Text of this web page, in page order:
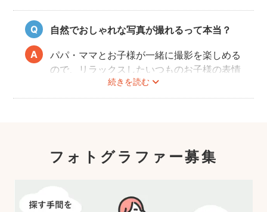
また、撮影中はご家族のペースに合わせなが
ら、周囲や足元に危険なものがないか注意を
呼び掛けながら進行しますのでご安心くださ
い。
自然でおしゃれな写真が撮れるって本当？
続きを読む
パパ・ママとお子様が一緒に撮影を楽しめる
ので、リラックスしたいつものお子様の表情
を撮影できます。
こども・家族撮影に長けたプロカメラマンの
フォトグラファー募集